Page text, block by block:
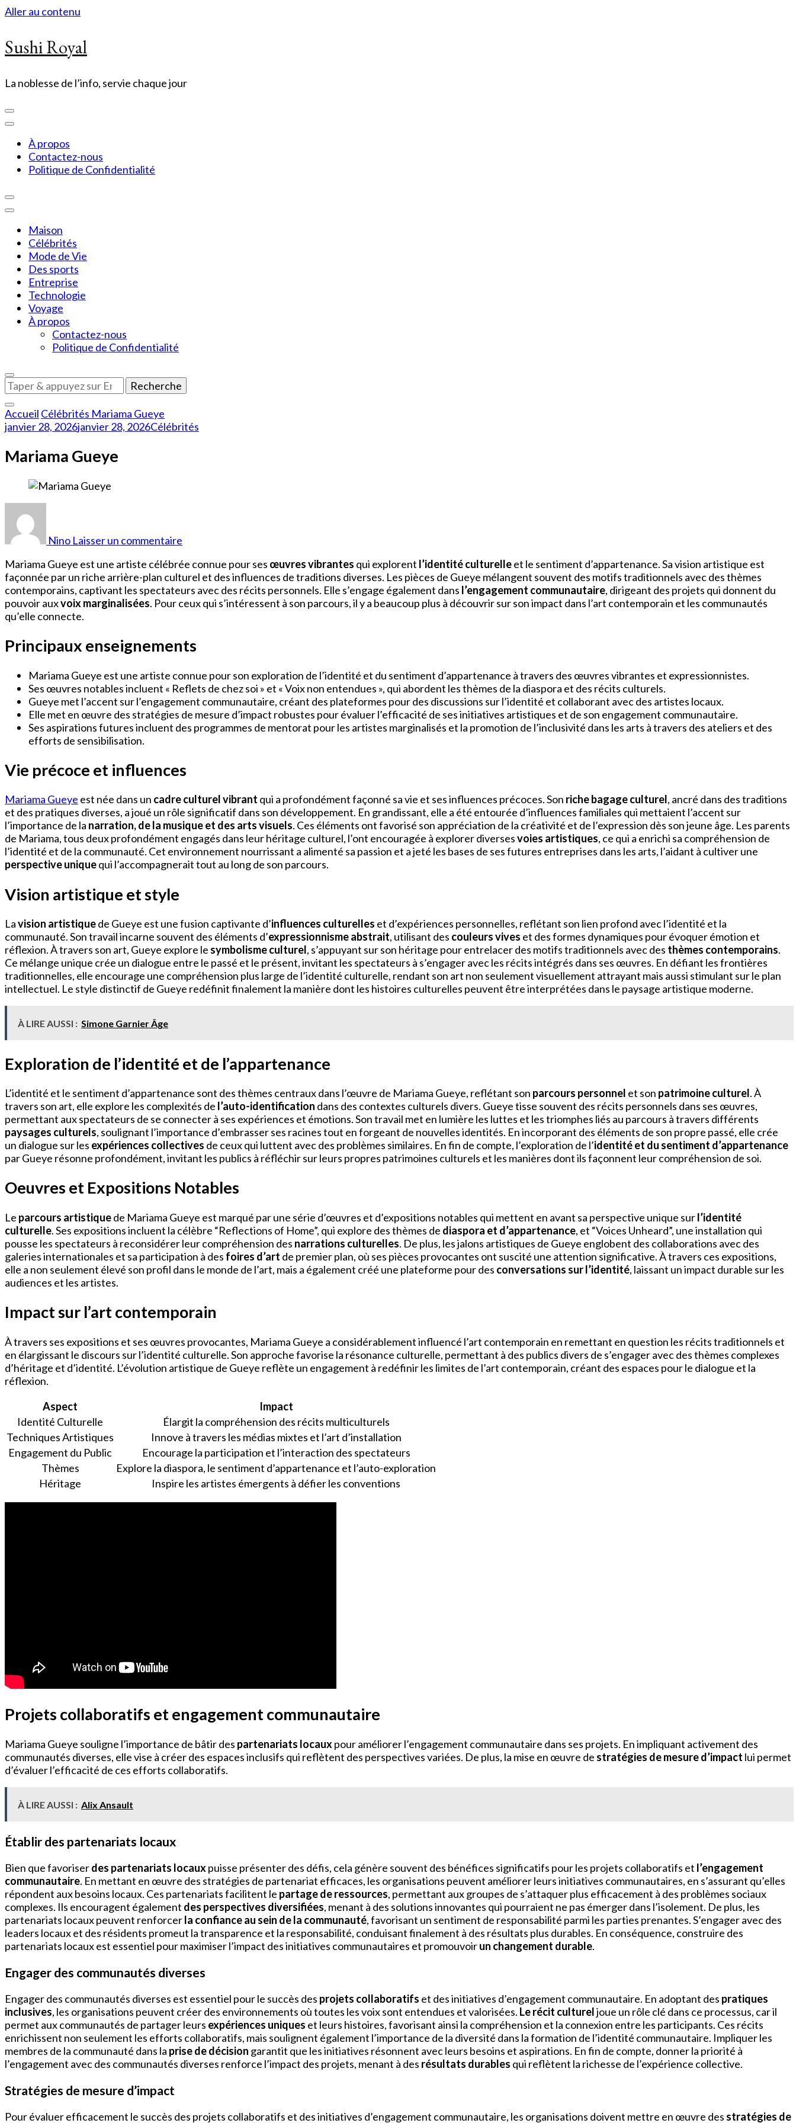
Aller au contenu
Sushi Royal
La noblesse de l’info, servie chaque jour
À propos
Contactez-nous
Politique de Confidentialité
Maison
Célébrités
Mode de Vie
Des sports
Entreprise
Technologie
Voyage
À propos
Contactez-nous
Politique de Confidentialité
Vous
recherchiez
quelque
chose
?
Accueil Célébrités Mariama Gueye
janvier 28, 2026janvier 28, 2026Célébrités
Mariama Gueye
Nino Laisser un commentaire
Mariama Gueye est une artiste célébrée connue pour ses œuvres vibrantes qui explorent l’identité culturelleet le sentiment d’appartenance. Sa vision artistique est
façonnée par un riche arrière-plan culturel et des influences de traditions diverses. Les pièces de Gueye mélangent souvent des motifs traditionnels avec des thèmes
contemporains, captivant les spectateurs avec des récits personnels. Elle s’engage également dans l’engagement communautaire, dirigeant des projets qui donnent du
pouvoir auxvoix marginalisées. Pour ceux qui s’intéressent à son parcours, il y a beaucoup plus à découvrir sur son impact dans l’art contemporain et les communautés
qu’elle connecte.
Principaux enseignements
Mariama Gueye est une artiste connue pour son exploration de l’identité et du sentiment d’appartenance à travers des œuvres vibrantes et expressionnistes.
Ses œuvres notables incluent « Reflets de chez soi » et « Voix non entendues », qui abordent les thèmes de la diaspora et des récits culturels.
Gueye met l’accent sur l’engagement communautaire, créant des plateformes pour des discussions sur l’identité et collaborant avec des artistes locaux.
Elle met en œuvre des stratégies de mesure d’impact robustes pour évaluer l’efficacité de ses initiatives artistiques et de son engagement communautaire.
Ses aspirations futures incluent des programmes de mentorat pour les artistes marginalisés et la promotion de l’inclusivité dans les arts à travers des ateliers et des
efforts de sensibilisation.
Vie précoce et influences
Mariama Gueye est née dans un cadre culturel vibrant qui a profondément façonné sa vie et ses influences précoces. Son riche bagage culturel, ancré dans des traditions
et des pratiques diverses, a joué un rôle significatif dans son développement. En grandissant, elle a été entourée d’influences familiales qui mettaient l’accent sur
l’importance de la narration, de la musique et des arts visuels. Ces éléments ont favorisé son appréciation de la créativité et de l’expression dès son jeune âge. Les parents
de Mariama, tous deux profondément engagés dans leur héritage culturel, l’ont encouragée à explorer diversesvoies artistiques, ce qui a enrichi sa compréhension de
l’identité et de la communauté. Cet environnement nourrissant a alimenté sa passion et a jeté les bases de ses futures entreprises dans les arts, l’aidant à cultiver une
perspective uniquequi l’accompagnerait tout au long de son parcours.
Vision artistique et style
Lavision artistiquede Gueye est une fusion captivante d’influences culturelles et d’expériences personnelles, reflétant son lien profond avec l’identité et la
communauté. Son travail incarne souvent des éléments d’expressionnisme abstrait, utilisant des couleurs vives et des formes dynamiques pour évoquer émotion et
réflexion. À travers son art, Gueye explore le symbolisme culturel, s’appuyant sur son héritage pour entrelacer des motifs traditionnels avec des thèmes contemporains.
Ce mélange unique crée un dialogue entre le passé et le présent, invitant les spectateurs à s’engager avec les récits intégrés dans ses œuvres. En défiant les frontières
traditionnelles, elle encourage une compréhension plus large de l’identité culturelle, rendant son art non seulement visuellement attrayant mais aussi stimulant sur le plan
intellectuel. Le style distinctif de Gueye redéfinit finalement la manière dont les histoires culturelles peuvent être interprétées dans le paysage artistique moderne.
À LIRE AUSSI : Simone Garnier Âge
Exploration de l’identité et de l’appartenance
L’identité et le sentiment d’appartenance sont des thèmes centraux dans l’œuvre de Mariama Gueye, reflétant son parcours personnel et son patrimoine culturel. À
travers son art, elle explore les complexités de l’auto-identification dans des contextes culturels divers. Gueye tisse souvent des récits personnels dans ses œuvres,
permettant aux spectateurs de se connecter à ses expériences et émotions. Son travail met en lumière les luttes et les triomphes liés au parcours à travers différents
paysages culturels, soulignant l’importance d’embrasser ses racines tout en forgeant de nouvelles identités. En incorporant des éléments de son propre passé, elle crée
un dialogue sur les expériences collectives de ceux qui luttent avec des problèmes similaires. En fin de compte, l’exploration de l’identité et du sentiment d’appartenance
par Gueye résonne profondément, invitant les publics à réfléchir sur leurs propres patrimoines culturels et les manières dont ils façonnent leur compréhension de soi.
Oeuvres et Expositions Notables
Le parcours artistiquede Mariama Gueye est marqué par une série d’œuvres et d’expositions notables qui mettent en avant sa perspective unique surl’identité
culturelle. Ses expositions incluent la célèbre “Reflections of Home”, qui explore des thèmes de diaspora et d’appartenance, et “Voices Unheard”, une installation qui
pousse les spectateurs à reconsidérer leur compréhension des narrations culturelles. De plus, les jalons artistiques de Gueye englobent des collaborations avec des
galeries internationales et sa participation à des foires d’art de premier plan, où ses pièces provocantes ont suscité une attention significative. À travers ces expositions,
elle a non seulement élevé son profil dans le monde de l’art, mais a également créé une plateforme pour des conversations sur l’identité, laissant un impact durable sur les
audiences et les artistes.
Impact sur l’art contemporain
À travers ses expositions et ses œuvres provocantes, Mariama Gueye a considérablement influencé l’art contemporain en remettant en question les récits traditionnels et
en élargissant le discours sur l’identité culturelle. Son approche favorise la résonance culturelle, permettant à des publics divers de s’engager avec des thèmes complexes
d’héritage et d’identité. L’évolution artistique de Gueye reflète un engagement à redéfinir les limites de l’art contemporain, créant des espaces pour le dialogue et la
réflexion.
Aspect
Impact
Identité Culturelle
Élargit la compréhension des récits multiculturels
Techniques Artistiques
Innove à travers les médias mixtes et l’art d’installation
Engagement du Public
Encourage la participation et l’interaction des spectateurs
Thèmes
Explore la diaspora, le sentiment d’appartenance et l’auto-exploration
Héritage
Inspire les artistes émergents à défier les conventions
Projets collaboratifs et engagement communautaire
Mariama Gueye souligne l’importance de bâtir des partenariats locauxpour améliorer l’engagement communautaire dans ses projets. En impliquant activement des
communautés diverses, elle vise à créer des espaces inclusifs qui reflètent des perspectives variées. De plus, la mise en œuvre de stratégies de mesure d’impact lui permet
d’évaluer l’efficacité de ces efforts collaboratifs.
À LIRE AUSSI : Alix Ansault
Établir des partenariats locaux
Bien que favoriserdes partenariats locauxpuisse présenter des défis, cela génère souvent des bénéfices significatifs pour les projets collaboratifs et l’engagement
communautaire. En mettant en œuvre des stratégies de partenariat efficaces, les organisations peuvent améliorer leurs initiatives communautaires, en s’assurant qu’elles
répondent aux besoins locaux. Ces partenariats facilitent le partage de ressources, permettant aux groupes de s’attaquer plus efficacement à des problèmes sociaux
complexes. Ils encouragent également des perspectives diversifiées, menant à des solutions innovantes qui pourraient ne pas émerger dans l’isolement. De plus, les
partenariats locaux peuvent renforcerla confiance au sein de la communauté, favorisant un sentiment de responsabilité parmi les parties prenantes. S’engager avec des
leaders locaux et des résidents promeut la transparence et la responsabilité, conduisant finalement à des résultats plus durables. En conséquence, construire des
partenariats locaux est essentiel pour maximiser l’impact des initiatives communautaires et promouvoirun changement durable.
Engager des communautés diverses
Engager des communautés diverses est essentiel pour le succès des projets collaboratifs et des initiatives d’engagement communautaire. En adoptant des pratiques
inclusives, les organisations peuvent créer des environnements où toutes les voix sont entendues et valorisées. Le récit cultureljoue un rôle clé dans ce processus, car il
permet aux communautés de partager leurs expériences uniques et leurs histoires, favorisant ainsi la compréhension et la connexion entre les participants. Ces récits
enrichissent non seulement les efforts collaboratifs, mais soulignent également l’importance de la diversité dans la formation de l’identité communautaire. Impliquer les
membres de la communauté dans la prise de décision garantit que les initiatives résonnent avec leurs besoins et aspirations. En fin de compte, donner la priorité à
l’engagement avec des communautés diverses renforce l’impact des projets, menant à des résultats durables qui reflètent la richesse de l’expérience collective.
Stratégies de mesure d’impact
Pour évaluer efficacement le succès des projets collaboratifs et des initiatives d’engagement communautaire, les organisations doivent mettre en œuvre des stratégies de